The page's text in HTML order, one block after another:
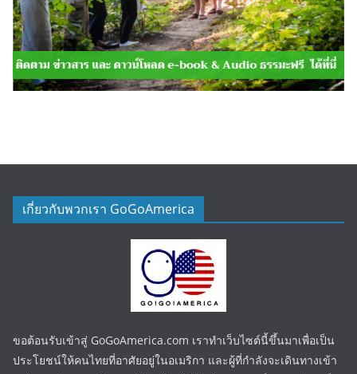
เกี่ยวกับพวกเรา GoGoAmerica
ขอต้อนรับเข้าสู่ GoGoAmerica.com เราทำเว็บไซต์นี้ขึ้นมาเพื่อเป็น
ประโยชน์ให้คนไทยที่อาศัยอยู่ในอเมริกา และผู้ที่กำลังจะเดินทางเข้า